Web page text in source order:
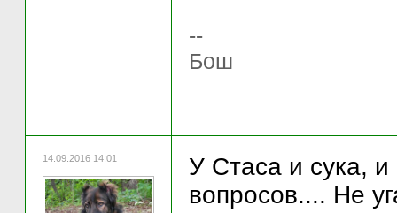
--
Бош
14.09.2016 14:01
У Стаса и сука,
вопросов.... Не